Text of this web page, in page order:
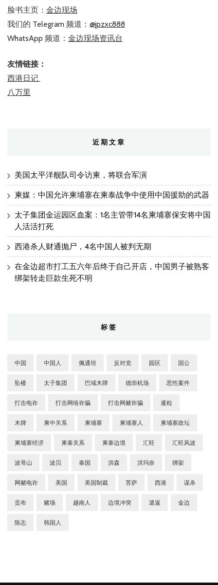
脸书主页： 金边现场
我们的 Telegram 频道： @jpzxc888
WhatsApp 频道： 金边现场资讯台
友情链接：
西港日记
八万里
近期文章
美国太平洋舰队司令访柬，将联合军演
柬媒：中国允许柬埔寨在柬泰战争中使用中国援助的武器
太子集团金运园区血案：1名主管带14名柬埔寨保安将中国
人活活打死
西港杀人财通抛尸，4名中国人被判无期
在金边超市打工五六年后终于自己开店，中国男子被熟客
绑架转走巨款生死不明
标签
中国 中国人 佩通坦 反对党 园区 国公
坠楼 太子集团 巴域木牌 德崇机场 恶性案件
打击电诈 打击网络诈骗 打击网赌诈骗 暹粒
木牌 柬中关系 柬埔寨 柬埔寨人 柬埔寨政坛
柬埔寨经济 柬泰关系 柬泰边境 汇旺 汇旺风波
波哥山 波贝 泰国 洪森 洪玛奈 绑架
网赌电诈 美国 美国制裁 菩萨 西港 谋杀
贡布 赌场 越南人 边境冲突 遣返 金边
陈志 韩国人